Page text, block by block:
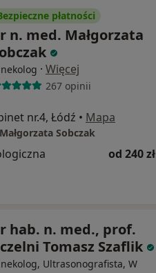
płatności
n. med. Małgorzata
· Więcej
267 opinii
nr.4, Łódź • Mapa
Sobczak
od 240 zł
hab. n. med., prof.
Tomasz Szaflik
Ultrasonografista, W